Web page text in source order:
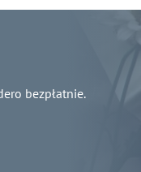
bezpłatnie.